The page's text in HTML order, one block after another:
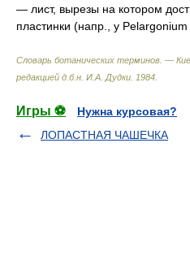
— лист, вырезы на котором
пластинки (напр., у
Словарь ботанических терминов. —
редакцией д.б.н. И.А. Дудки 1984
Игры ⚽
Нужна курсовая?
ЛОПАСТНАЯ ЧАШЕЧКА